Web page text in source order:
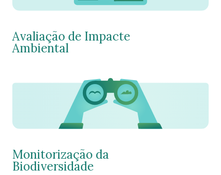
Avaliação de Impacte
Ambiental
Monitorização da
Biodiversidade